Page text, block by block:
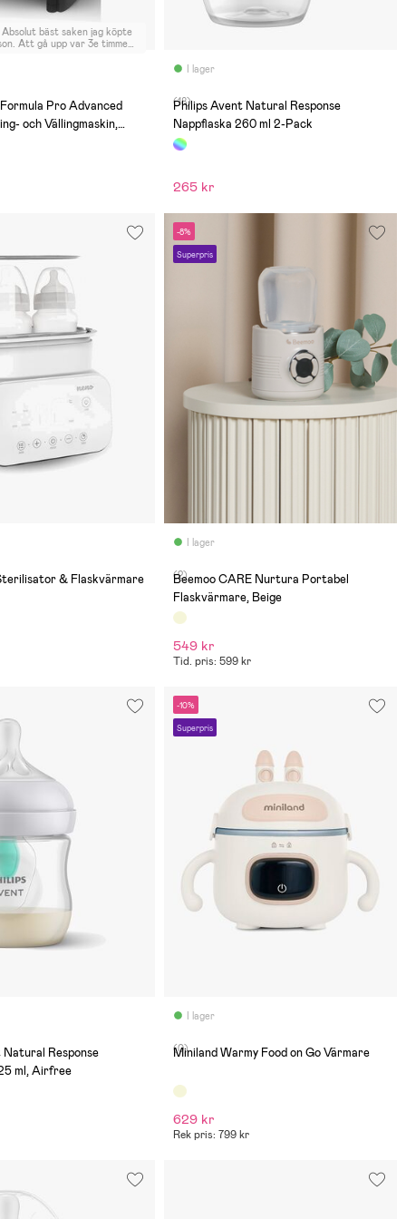
Absolut bäst saken jag köpte
Att gå upp var 3e timme
När sonen slutade mer
Absolut värd varje
Pro Advanced
och Vällingmaskin,
I lager
(18)
Philips Avent Natural Response
Nappflaska 260 ml 2-Pack
265 kr
& Flaskvärmare
-8%
Superpris
I lager
(2)
Beemoo CARE Nurtura Portabel
Flaskvärmare, Beige
549 kr
Tid. pris: 599 kr
Response
ml, Airfree
-10%
Superpris
I lager
(0)
Miniland Warmy Food on Go Värmare
629 kr
Rek pris: 799 kr